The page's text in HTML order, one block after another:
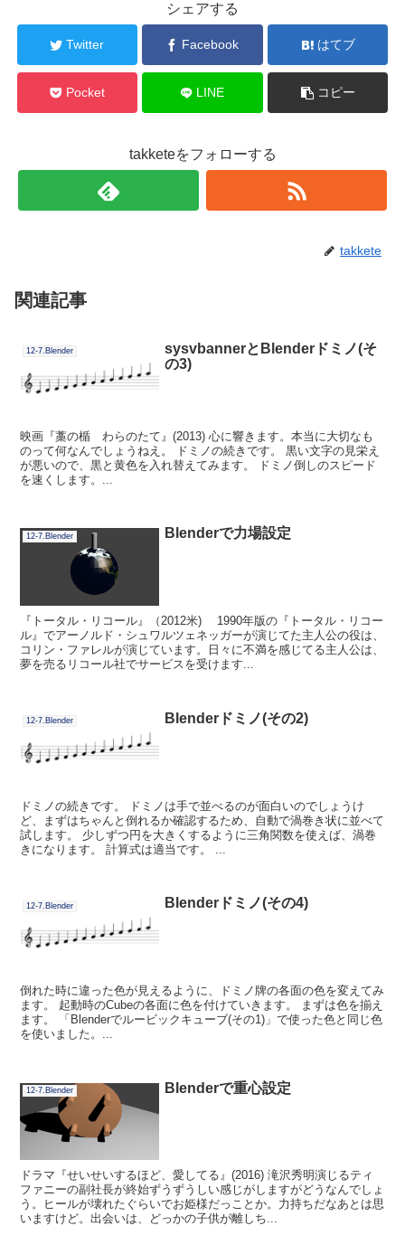
シェアする
Twitter Facebook はてブ
Pocket LINE コピー
takketeをフォローする
takkete
関連記事
12-7.Blender
sysvbannerとBlenderドミノ(そ
の3)
映画『藁の楯 わらのたて』(2013) 心に響きます。本当に大切なも
のって何なんでしょうねえ。 ドミノの続きです。 黒い文字の見栄え
が悪いので、黒と黄色を入れ替えてみます。 ドミノ倒しのスピード
を速くします。...
12-7.Blender Blenderで力場設定
『トータル・リコール』（2012米) 1990年版の『トータル・リコー
ル』でアーノルド・シュワルツェネッガーが演じてた主人公の役は、
コリン・ファレルが演じています。日々に不満を感じてる主人公は、
夢を売るリコール社でサービスを受けます...
12-7.Blender Blenderドミノ(その2)
ドミノの続きです。 ドミノは手で並べるのが面白いのでしょうけ
ど、まずはちゃんと倒れるか確認するため、自動で渦巻き状に並べて
試します。 少しずつ円を大きくするように三角関数を使えば、渦巻
きになります。 計算式は適当です。 ...
12-7.Blender Blenderドミノ(その4)
倒れた時に違った色が見えるように、ドミノ牌の各面の色を変えてみ
ます。 起動時のCubeの各面に色を付けていきます。 まずは色を揃え
ます。 「Blenderでルービックキューブ(その1)」で使った色と同じ色
を使いました。...
12-7.Blender Blenderで重心設定
ドラマ『せいせいするほど、愛してる』(2016) 滝沢秀明演じるティ
ファニーの副社長が終始ずうずうしい感じがしますがどうなんでしょ
う。ヒールが壊れたぐらいでお姫様だっことか。力持ちだなあとは思
いますけど。出会いは、どっかの子供が離しち...